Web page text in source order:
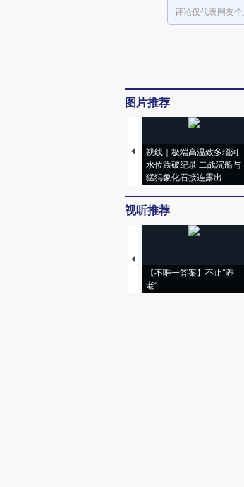
评论仅代表网友
图片推荐
视线｜极端高温致多瑙河
水位跌破纪录 二战沉船与
猛犸象化石接连露出
视听推荐
【不唯一答案】不止“养
老”